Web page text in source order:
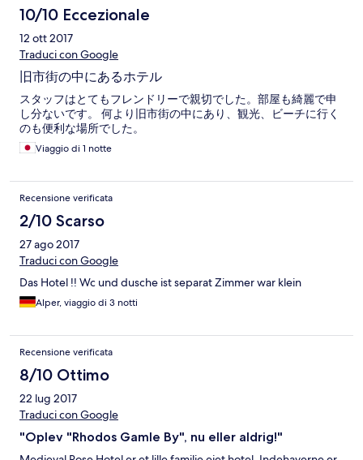
10/10 Eccezionale
12 ott 2017
Traduci con Google
旧市街の中にあるホテル
スタッフはとてもフレンドリーで親切でした。部屋も綺麗で申
し分ないです。 何より旧市街の中にあり、観光、ビーチに行く
のも便利な場所でした。
Viaggio di 1 notte
Recensione verificata
2/10 Scarso
27 ago 2017
Traduci con Google
Das Hotel !! Wc und dusche ist separat Zimmer war klein
Alper, viaggio di 3 notti
Recensione verificata
8/10 Ottimo
22 lug 2017
Traduci con Google
"Oplev "Rhodos Gamle By", nu eller aldrig!"